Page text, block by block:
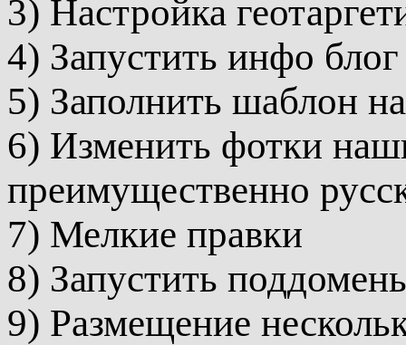
3) Настройка
4) Запустить инфо
5) Заполнить шаблон
6) Изменить фотки
преимущественно
7) Мелкие правки
8) Запустить
9) Размещение